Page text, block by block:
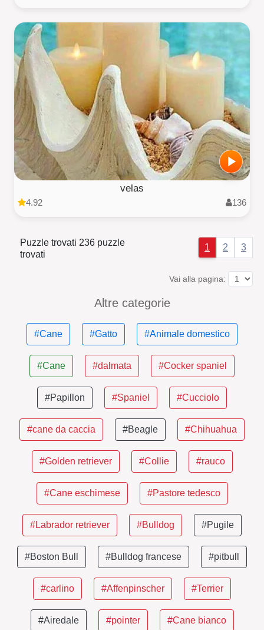
velas
4.92 136
Puzzle trovati 236 puzzle
trovati
1 2 3
Vai alla pagina:
Altre categorie
#Cane #Gatto #Animale domestico
#Cane #dalmata #Cocker spaniel
#Papillon #Spaniel #Cucciolo
#cane da caccia #Beagle #Chihuahua
#Golden retriever #Collie #rauco
#Cane eschimese #Pastore tedesco
#Labrador retriever #Bulldog #Pugile
#Boston Bull #Bulldog francese #pitbull
#carlino #Affenpinscher #Terrier
#Airedale #pointer #Cane bianco